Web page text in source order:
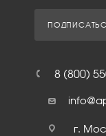
8 (800)
г.